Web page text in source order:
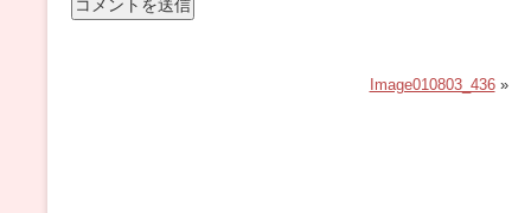
Image010803_436»